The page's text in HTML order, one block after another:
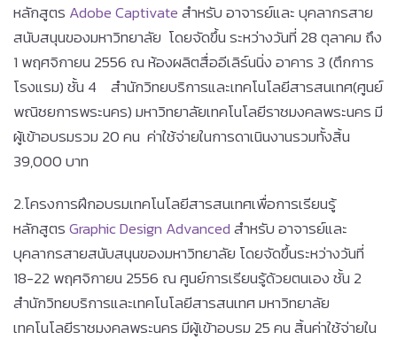
หลักสูตร Adobe Captivateสำหรับ อาจารย์และ บุคลากรสาย
สนับสนุนของมหาวิทยาลัย โดยจัดขึ้น ระหว่างวันที่ 28 ตุลาคม ถึง
1 พฤศจิกายน 2556 ณ ห้องผลิตสื่ออีเลิร์นนิ่ง อาคาร 3 (ตึกการ
โรงแรม) ชั้น 4 สำนักวิทยบริการและเทคโนโลยีสารสนเทศ(ศูนย์
พณิชยการพระนคร) มหาวิทยาลัยเทคโนโลยีราชมงคลพระนคร มี
ผู้เข้าอบรมรวม 20 คน ค่าใช้จ่ายในการดาเนินงานรวมทั้งสิ้น
39,000 บาท
2.โครงการฝึกอบรมเทคโนโลยีสารสนเทศเพื่อการเรียนรู้
หลักสูตรGraphic Design Advancedสำหรับ อาจารย์และ
บุคลากรสายสนับสนุนของมหาวิทยาลัย โดยจัดขึ้นระหว่างวันที่
18-22 พฤศจิกายน 2556 ณ ศูนย์การเรียนรู้ด้วยตนเอง ชั้น 2
สำนักวิทยบริการและเทคโนโลยีสารสนเทศ มหาวิทยาลัย
เทคโนโลยีราชมงคลพระนคร มีผู้เข้าอบรม 25 คน สิ้นค่าใช้จ่ายใน